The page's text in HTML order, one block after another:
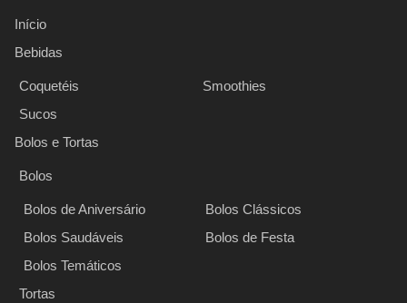
Início
Bebidas
Coquetéis
Smoothies
Sucos
Bolos e Tortas
Bolos
Bolos de Aniversário
Bolos Clássicos
Bolos Saudáveis
Bolos de Festa
Bolos Temáticos
Tortas